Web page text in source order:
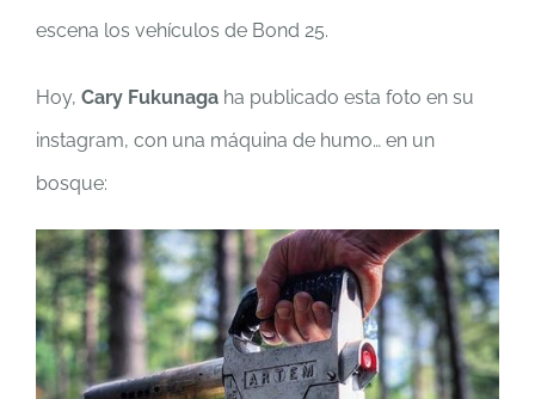
escena los vehículos de Bond 25.
Hoy, Cary Fukunaga ha publicado esta foto en su
instagram, con una máquina de humo… en un
bosque: